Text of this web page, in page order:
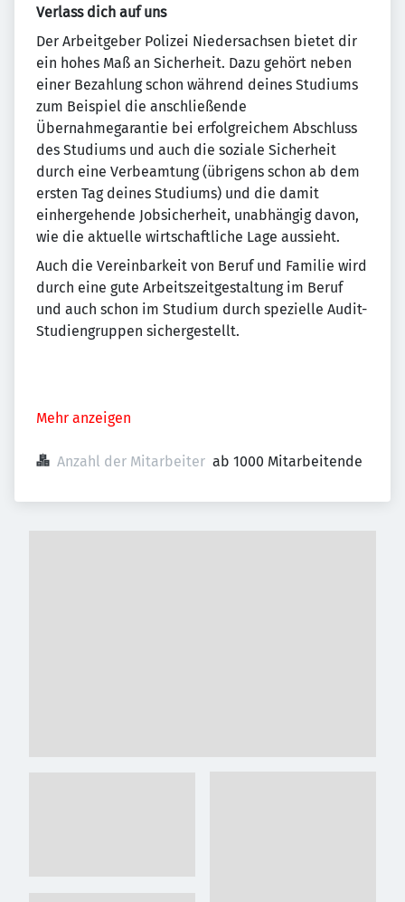
Verlass dich auf uns
Der Arbeitgeber Polizei Niedersachsen bietet dir
ein hohes Maß an Sicherheit. Dazu gehört neben
einer Bezahlung schon während deines Studiums
zum Beispiel die anschließende
Übernahmegarantie bei erfolgreichem Abschluss
des Studiums und auch die soziale Sicherheit
durch eine Verbeamtung (übrigens schon ab dem
ersten Tag deines Studiums) und die damit
einhergehende Jobsicherheit, unabhängig davon,
wie die aktuelle wirtschaftliche Lage aussieht.
Auch die Vereinbarkeit von Beruf und Familie wird
durch eine gute Arbeitszeitgestaltung im Beruf
und auch schon im Studium durch spezielle Audit-
Studiengruppen sichergestellt.
Mehr anzeigen
Anzahl der Mitarbeiter ab 1000 Mitarbeitende